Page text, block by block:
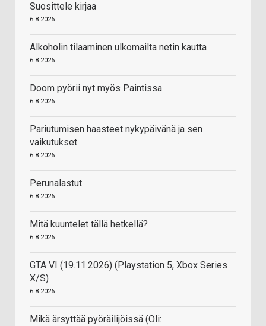
Suosittele kirjaa
6.8.2026
Alkoholin tilaaminen ulkomailta netin kautta
6.8.2026
Doom pyörii nyt myös Paintissa
6.8.2026
Pariutumisen haasteet nykypäivänä ja sen
vaikutukset
6.8.2026
Perunalastut
6.8.2026
Mitä kuuntelet tällä hetkellä?
6.8.2026
GTA VI (19.11.2026) (Playstation 5, Xbox Series
X/S)
6.8.2026
Mikä ärsyttää pyöräilijöissä (Oli: